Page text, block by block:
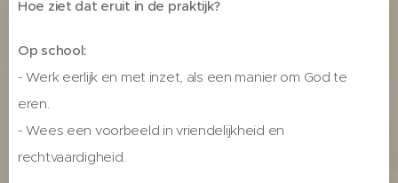
Hoe ziet dat eruit in de praktijk?
Op school:
- Werk eerlijk en met inzet, als een manier om God te
eren.
- Wees een voorbeeld in vriendelijkheid en
rechtvaardigheid.